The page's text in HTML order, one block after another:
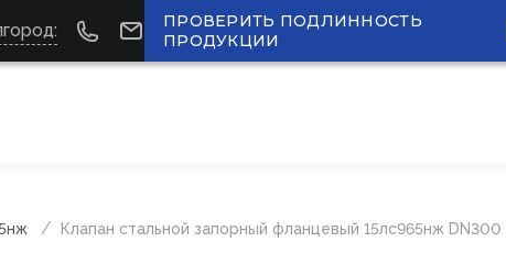
ПРОВЕРИТЬ ПОДЛИННОСТЬ
ПРОДУКЦИИ
Клапан стальной запорный фланцевый 15лс965нж DN300